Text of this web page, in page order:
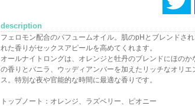
description
フェロモン配合のパフュームオイル。肌のpHとブレンドさ
れた香りがセックスアピールを高めてくれます。
オールナイトロングは、オレンジと牡丹のブレンドにほのか
の香りとバニラ、ウッディアンバーを加えたリッチなオリエ
ス。特別な夜や官能的な時間に最適な香りです。
トップノート：オレンジ、ラズベリー、ピオニー